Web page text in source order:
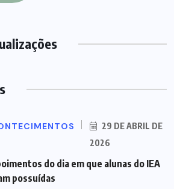
29 DE ABRIL DE
2026
do dia em que alunas do IEA
possuídas